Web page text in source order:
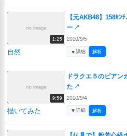
no image
1:25
【元AKB48】158ｾﾝ
ー ↗
2010/9/5
自然 ▼詳細 解析
no image
9:59
ドラクエ５のビアン
た ↗
2010/9/4
描いてみた ▼詳細 解析